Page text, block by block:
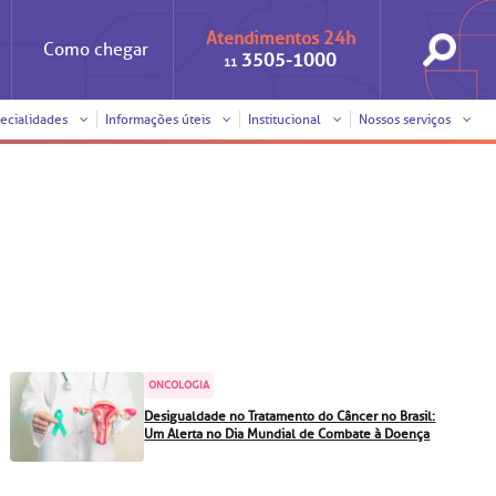
Como chegar Atendimentos 24h
11 3505-1000
Informações úteis Institucional Nossos serviços
Voluntariado
Comitê de Bioética
Solicitação de cópia de
prontuário médico
ONCOLOGIA
Desigualdade no Tratamento do Câncer no Brasil:
Um Alerta no Dia Mundial de Combate à Doença